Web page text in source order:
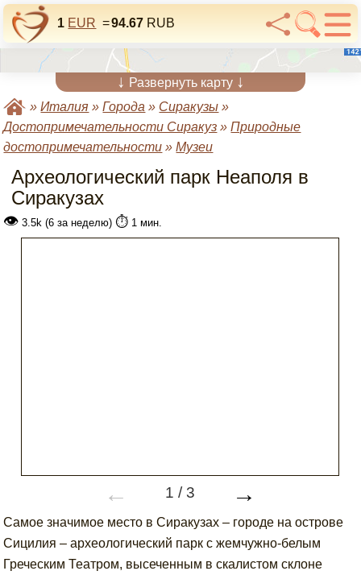
1 EUR =94.67 RUB
↓ Развернуть карту ↓
»Италия »Города » Сиракузы »
Достопримечательности Сиракуз »Природные
достопримечательности »Музеи
Археологический парк Неаполя в
Сиракузах
👁 3.5k (6 за неделю) ⏱️ 1 мин.
← 1 /3 →
Самое значимое место в Сиракузах – городе на острове
Сицилия – археологический парк с жемчужно-белым
Греческим Театром, высеченным в скалистом склоне